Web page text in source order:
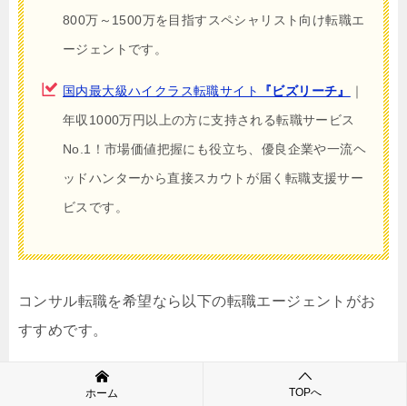
800万～1500万を目指すスペシャリスト向け転職エ
ージェントです。
国内最大級ハイクラス転職サイト 『ビズリーチ』
｜
年収1000万円以上の方に支持される転職サービス
No.1！市場価値把握にも役立ち、優良企業や一流ヘ
ッドハンターから直接スカウトが届く転職支援サー
ビスです。
コンサル転職を希望なら以下の転職エージェントがお
すすめです。
若手ハイエンド層向け転職エージェント「ASSIGN
ホーム TOPへ